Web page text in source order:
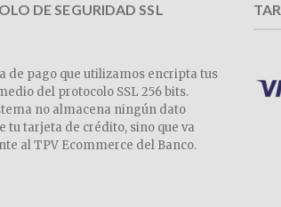
DE SEGURIDAD SSL
de pago que utilizamos encripta tus
del protocolo SSL 256 bits.
no almacena ningún dato
tu tarjeta de crédito, sino que va
al TPV Ecommerce del Banco.